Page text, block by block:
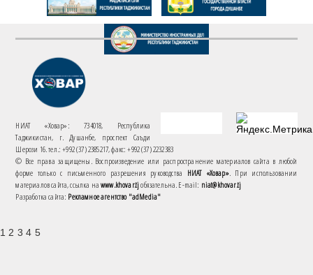
НИАТ «Ховар»: 734018, Республика
Таджикистан, г. Душанбе, проспект Саъди
Шерози 16. тел.: +992 (37) 2385217, факс: +992 (37) 2232383
© Все права защищены. Воспроизведение или распространение материалов сайта в любой
форме только с письменного разрешения руководства НИАТ «Ховар». При использовании
материалов сайта, ссылка наwww.khovar.tjобязательна. E-mail: niat@khovar.tj
Разработка сайта: Рекламное агентство "adMedia"
1 2 3 4 5